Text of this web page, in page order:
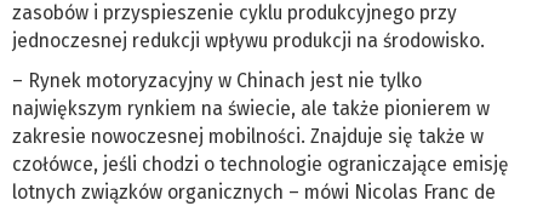
zasobów i przyspieszenie cyklu produkcyjnego przy
jednoczesnej redukcji wpływu produkcji na środowisko.
– Rynek motoryzacyjny w Chinach jest nie tylko
największym rynkiem na świecie, ale także pionierem w
zakresie nowoczesnej mobilności. Znajduje się także w
czołówce, jeśli chodzi o technologie ograniczające emisję
lotnych związków organicznych – mówi Nicolas Franc de